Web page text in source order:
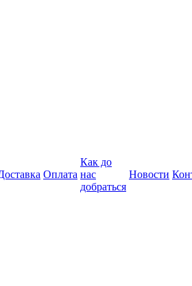
Оплата
Как до
нас
добраться
Новости